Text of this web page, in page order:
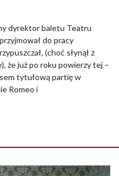
dyrektor baletu Teatru
do pracy
(choć słynął z
że już po roku powierzy tej –
tytułową partię w
Romeo i